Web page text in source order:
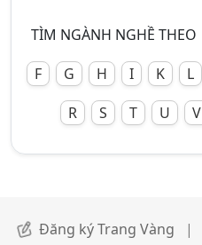
TÌM NGÀNH NGHỀ THEO
F
G H I K L
R
S T U V
Đăng ký Trang Vàng |